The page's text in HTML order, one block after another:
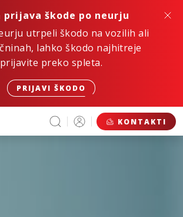
prijava škode po neurju
utrpeli škodo na vozilih ali
lahko škodo najhitreje
prijavite preko spleta.
PRIJAVI ŠKODO
KONTAKTI